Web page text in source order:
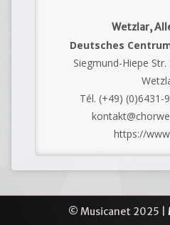
Wetzlar,
Deutsches
Siegmund-Hiepe
Tél. (+49) (0)6431-
https://
© Musicanet 2025 |